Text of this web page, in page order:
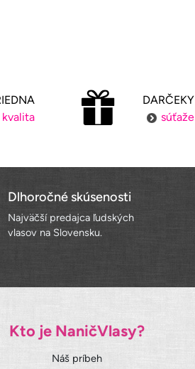
kvalita
DARČEKY
súťaže
Dlhoročné skúsenosti
Najväčší predajca ľudských
vlasov na Slovensku.
Kto je NaničVlasy?
Náš príbeh